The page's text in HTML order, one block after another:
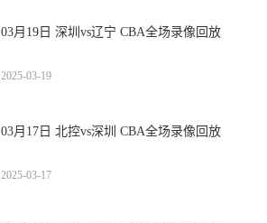
03月19日 深圳vs辽宁 CBA全场录像回放
2025-03-19
03月17日 北控vs深圳 CBA全场录像回放
2025-03-17